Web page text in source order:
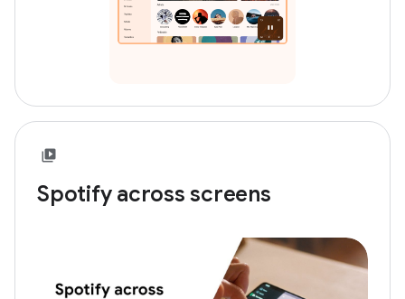
Spotify across screens